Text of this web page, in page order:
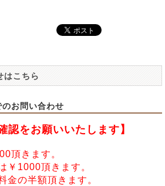
はこちら
お問い合わせ
認をお願いいたします】
頂きます。
￥1000頂きます。
の半額頂きます。